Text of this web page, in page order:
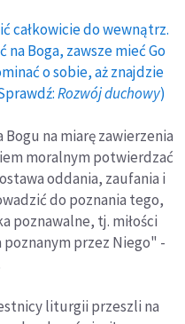
całkowicie do wewnątrz.
Boga, zawsze mieć Go
o sobie, aż znajdzie
Rozwój duchowy)
Bogu na miarę zawierzenia
moralnym potwierdzać
oddania, zaufania i
do poznania tego,
poznawalne, tj. miłości
poznanym przez Niego" -
liturgii przeszli na